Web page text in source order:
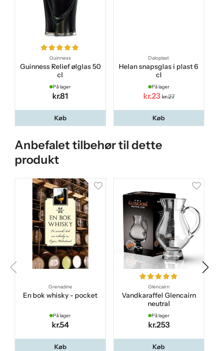
Guinness
Guinness Relief ølglas 50
cl
På lager
kr.81
Køb
Daloplast
Helan snapsglas i plast 6
cl
På lager
kr.23 kr.27
Køb
Anbefalet tilbehør til dette
produkt
Grenadine
En bok whisky - pocket
På lager
kr.54
Køb
Glencairn
Vandkaraffel Glencairn
neutral
På lager
kr.253
Køb